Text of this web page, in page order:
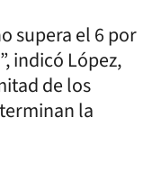
supera el 6 por
indicó López,
de los
la